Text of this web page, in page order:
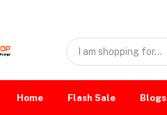
Home Flash Sale Blogs